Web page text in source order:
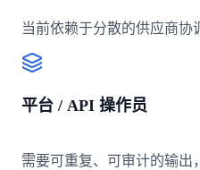
当前依赖于分散的供应商协
平台 / API 操作员
需要可重复、可审计的输出